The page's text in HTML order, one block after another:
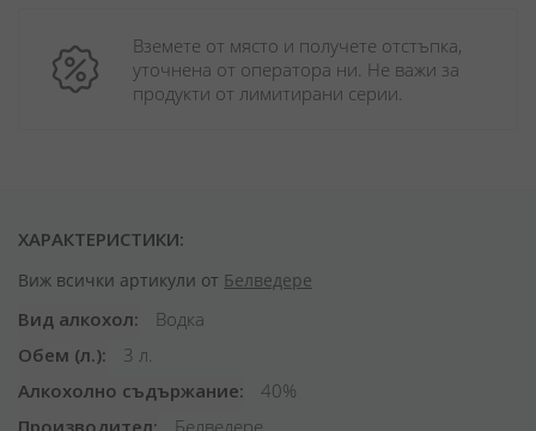
Вземете от място и получете отстъпка,
уточнена от оператора ни. Не важи за
продукти от лимитирани серии.
ХАРАКТЕРИСТИКИ:
Виж всички артикули от Белведере
Вид алкохол
Водка
Обем (л.)
3 л.
Алкохолно съдържание
40%
Производител
Белведере